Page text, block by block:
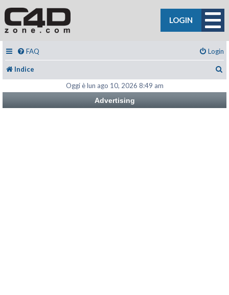
LOGIN
FAQ Login
Indice
Oggi è lun ago 10, 2026 8:49 am
Advertising